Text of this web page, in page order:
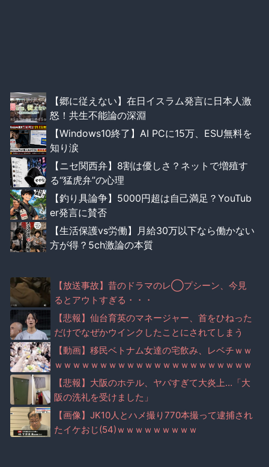
【郷に従えない】在日イスラム発言に日本人激
怒！共生不能論の深淵
【Windows10終了】AI PCに15万、ESU無料を
知り涙
【ニセ関西弁】8割は優しさ？ネットで増殖す
る“猛虎弁”の心理
【釣り具論争】5000円超は自己満足？YouTub
er発言に賛否
【生活保護vs労働】月給30万以下なら働かない
方が得？5ch激論の本質
【放送事故】昔のドラマのレ◯プシーン、今見
るとアウトすぎる・・・
【悲報】仙台育英のマネージャー、首をひねった
だけでなぜかウインクしたことにされてしまう
【動画】移民ベトナム女達の宅飲み、レベチｗｗ
ｗｗｗｗｗｗｗｗｗｗｗｗｗｗｗｗｗｗｗｗｗｗ
【悲報】大阪のホテル、ヤバすぎて大炎上…「大
阪の洗礼を受けました」
【画像】JK10人とハメ撮り770本撮って逮捕され
たイケおじ(54)ｗｗｗｗｗｗｗｗｗ